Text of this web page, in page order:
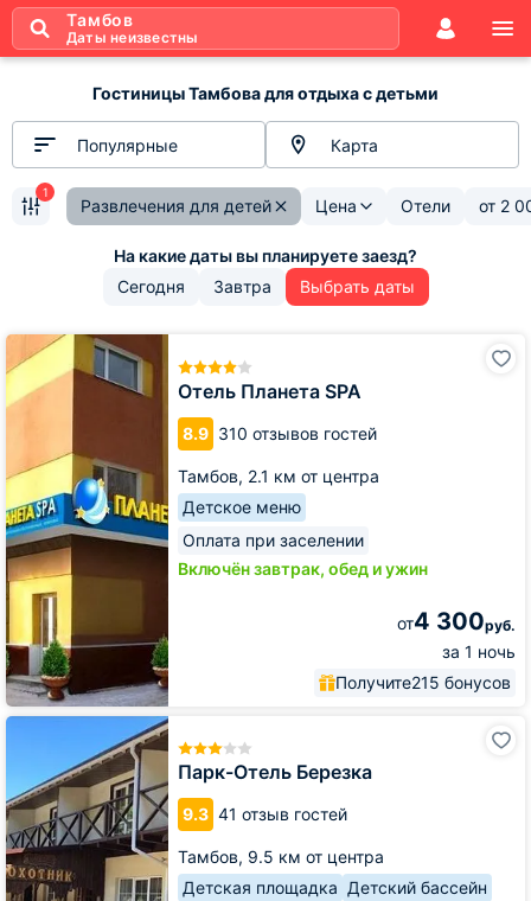
Тамбов
Даты неизвестны
Гостиницы Тамбова для отдыха с детьми
Популярные Карта
Развлечения для детей Цена Отели от 2
1
Сегодня Завтра Выбрать даты
Отель Планета SPA
8.9 310 отзывов гостей
Тамбов, 2.1 км от центра
Детское меню
Оплата при заселении
Включён завтрак, обед и ужин
от4 300руб.
за 1 ночь
Получите215 бонусов
Отель
Планета
SPA
Парк-Отель Березка
9.3 41 отзыв гостей
Тамбов, 9.5 км от центра
Детская площадка Детский бассейн
Парк-